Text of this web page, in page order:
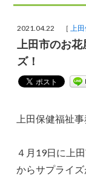
2021.04.22 ［ 上
上田市のお
ズ！
上田保健福祉
４月19日に上
からサプライズ